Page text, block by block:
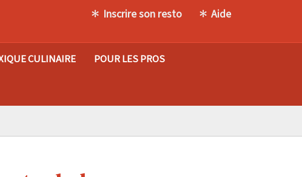
Inscrire son resto Aide
CULINAIRE POUR LES PROS